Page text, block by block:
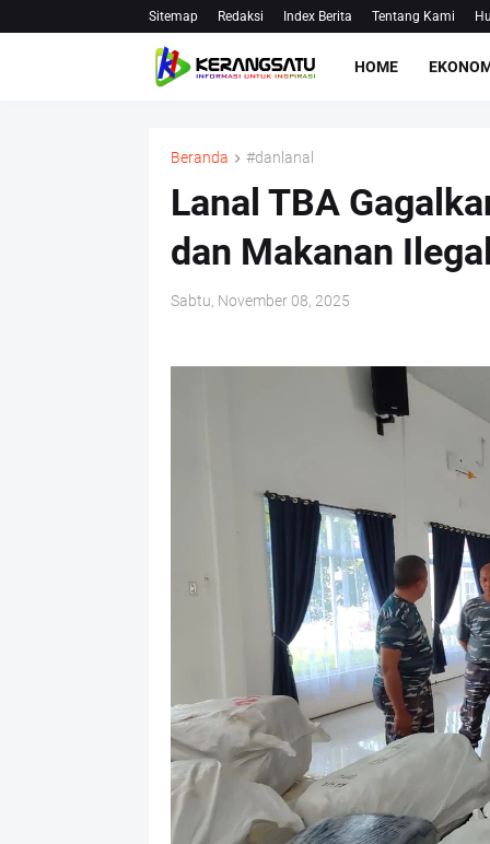
Sitemap Redaksi Index Berita Tentang Kami
HOME
Beranda #danlanal
Lanal TBA
dan Makanan
Sabtu, November 08, 2025